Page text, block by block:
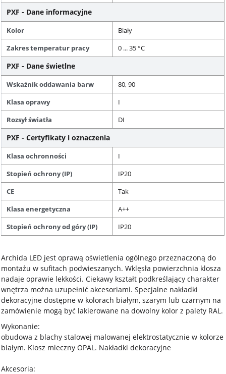
PXF - Dane informacyjne
Kolor
Biały
Zakres temperatur pracy
0 ... 35 °C
PXF - Dane świetlne
Wskaźnik oddawania barw
80, 90
Klasa oprawy
I
Rozsył światła
DI
PXF - Certyfikaty i oznaczenia
Klasa ochronności
I
Stopień ochrony (IP)
IP20
CE
Tak
Klasa energetyczna
A++
Stopień ochrony od góry (IP)
IP20
Archida LED jest oprawą oświetlenia ogólnego przeznaczoną do
montażu w sufitach podwieszanych. Wklęsła powierzchnia klosza
nadaje oprawie lekkości. Ciekawy kształt podkreślający charakter
wnętrza można uzupełnić akcesoriami. Specjalne nakładki
dekoracyjne dostępne w kolorach białym, szarym lub czarnym na
zamówienie mogą być lakierowane na dowolny kolor z palety RAL.
Wykonanie:
obudowa z blachy stalowej malowanej elektrostatycznie w kolorze
białym. Klosz mleczny OPAL. Nakładki dekoracyjne
Akcesoria: